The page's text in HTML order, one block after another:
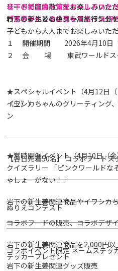
リードで園内散策をお楽しみいた
わんちゃんとの世界一周旅行気分
岩下の新生姜×東武ワールドスク
「世界がピンクに恋をする… ＃行
岩下の新生姜とのコラボイベント
子どもから大人までお楽しみいた
１ 開催期間 2026年4月10日（
２ 会 場 東武ワールドス
★スペシャルイベント（4月12日
（土））
イワシカちゃんのグリーティング
ン
【各日先着50名】 コラボフードス
岩下の新生姜関連商品やイワシカ
岩下の新生姜関連商品を2,000円
テッカープレゼント
★常時開催イベント（4月10日（金
クイズラリー 「ピンクワールドな
ゃしょーがない！」
コラボフードの販売、コラボデザ
岩下の新生姜関連グッズ販売
ぬりえコンテスト
コラボイベント限定 ネームステッ